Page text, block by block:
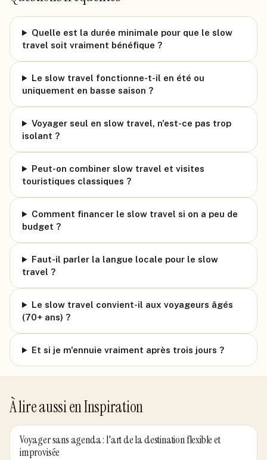
Quelle est la durée minimale pour que le slow
travel soit vraiment bénéfique ?
Le slow travel fonctionne-t-il en été ou
uniquement en basse saison ?
Voyager seul en slow travel, n'est-ce pas trop
isolant ?
Peut-on combiner slow travel et visites
touristiques classiques ?
Comment financer le slow travel si on a peu de
budget ?
Faut-il parler la langue locale pour le slow
travel ?
Le slow travel convient-il aux voyageurs âgés
(70+ ans) ?
Et si je m'ennuie vraiment après trois jours ?
À lire aussi enInspiration
Voyager sans agenda : l'art de la destination flexible et
improvisée